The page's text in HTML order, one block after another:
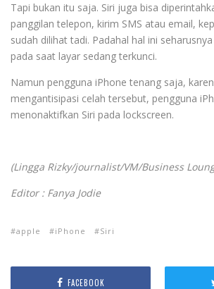
Tapi bukan itu saja. Siri juga bisa
panggilan telepon, kirim SMS atau email,
sudah dilihat tadi. Padahal hal ini
pada saat layar sedang terkunci.
Namun pengguna iPhone tenang saja,
mengantisipasi celah tersebut, pengguna
menonaktifkan Siri pada lockscreen.
(Lingga Rizky/journalist/VM/Business
Editor : Fanya Jodie
apple iPhone Siri
FACEBOOK